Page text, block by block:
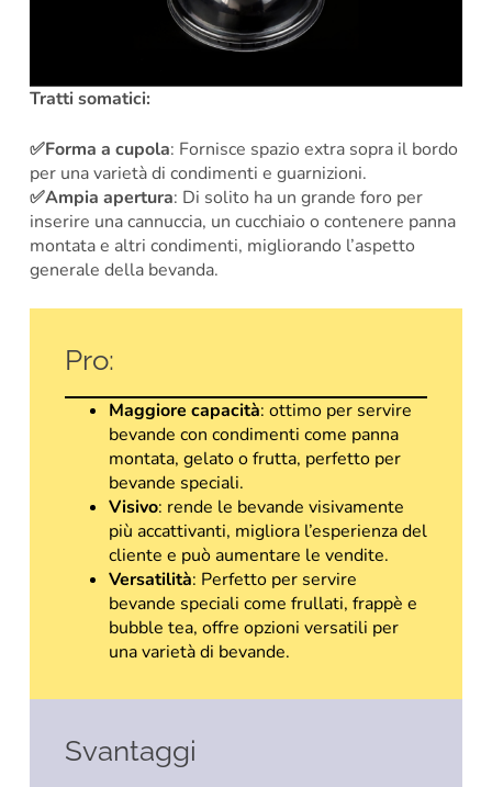
Tratti somatici:
✅Forma a cupola: Fornisce spazio extra sopra il bordo
per una varietà di condimenti e guarnizioni.
✅Ampia apertura: Di solito ha un grande foro per
inserire una cannuccia, un cucchiaio o contenere panna
montata e altri condimenti, migliorando l’aspetto
generale della bevanda.
Pro:
Maggiore capacità: ottimo per servire
bevande con condimenti come panna
montata, gelato o frutta, perfetto per
bevande speciali.
Visivo: rende le bevande visivamente
più accattivanti, migliora l’esperienza del
cliente e può aumentare le vendite.
Versatilità: Perfetto per servire
bevande speciali come frullati, frappè e
bubble tea, offre opzioni versatili per
una varietà di bevande.
Svantaggi